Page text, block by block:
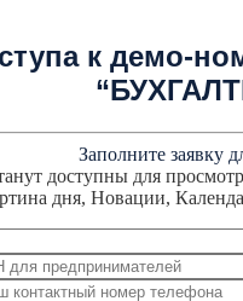
к демо-
Заполните заявку
доступны для
дня, Новации,